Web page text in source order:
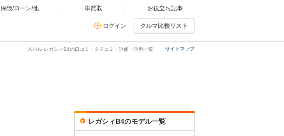
保険/ローン/他 車買取 お役立ち記事
ログイン クルマ比較リスト
サイトマップ
スバル レガシィB4の口コミ・クチコミ・評価・評判一覧
レガシィB4のモデル一覧